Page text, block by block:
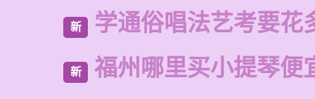
新 学通俗唱法艺考要花
新 福州哪里买小提琴便